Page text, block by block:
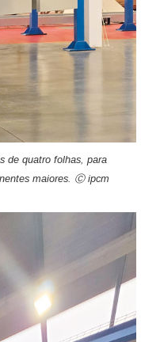
de quatro folhas, para
maiores. Ⓒ ipcm